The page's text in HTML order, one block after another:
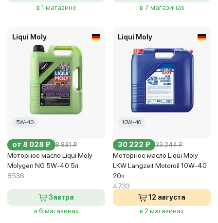
в 1 магазине
в 7 магазинах
Liqui Moly
5W-40
от 8 028 ₽ 8 831 ₽
Моторное масло Liqui Moly
Molygen NG 5W-40 5л.
8536
Завтра
в 6 магазинах
Liqui Moly
10W-40
30 222 ₽ 33 244 ₽
Моторное масло Liqui Moly
LKW Langzeit Motoroil 10W-40
20л.
4733
12 августа
в 2 магазинах